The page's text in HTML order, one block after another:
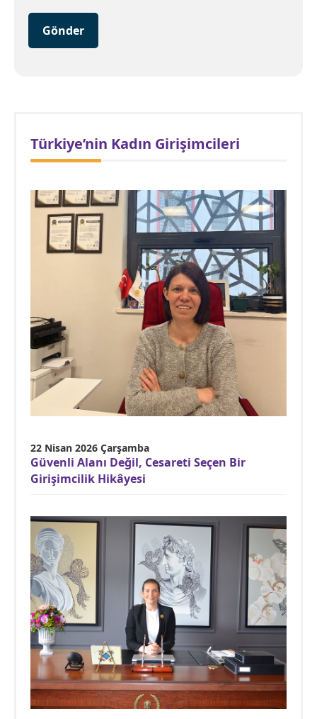
Gönder
Türkiye’nin Kadın Girişimcileri
22 Nisan 2026 Çarşamba
Güvenli Alanı Değil, Cesareti Seçen Bir
Girişimcilik Hikâyesi